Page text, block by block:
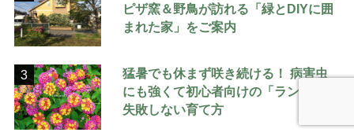
ピザ窯＆野鳥が訪れる「緑とDIYに囲
まれた家」をご案内
3
猛暑でも休まず咲き続ける！ 病害虫
にも強くて初心者向けの「ランタナ」
失敗しない育て方